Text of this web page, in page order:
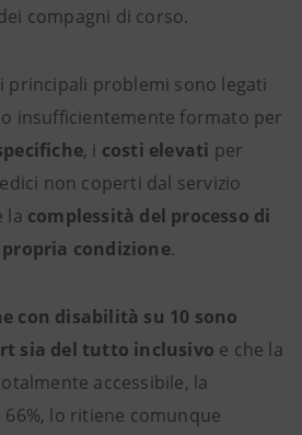
compagni di corso.
i principali problemi sono legati
insufficientemente formato per
, i costi elevati per
non coperti dal servizio
la complessità del processo di
condizione.
con disabilità su 10 sono
sia del tutto inclusivo e che la
accessibile, la
lo ritiene comunque